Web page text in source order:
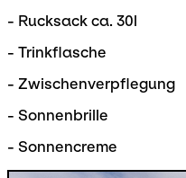
- Rucksack ca. 30l
- Trinkflasche
- Zwischenverpflegung
- Sonnenbrille
- Sonnencreme